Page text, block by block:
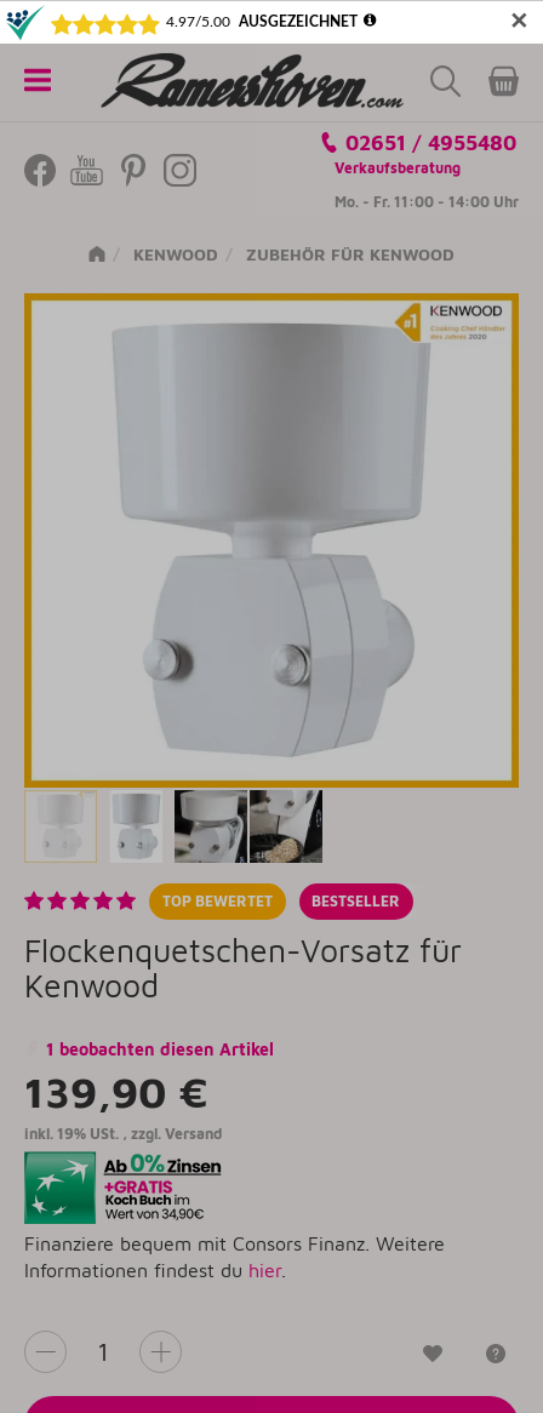
✕
5€ SICHERN! NEWSLETTER ABONNIEREN
Kategorien
02651 / 4955480
Verkaufsberatung
Mo. - Fr. 11:00 - 14:00 Uhr
KENWOOD ZUBEHÖR FÜR KENWOOD
TOP BEWERTET BESTSELLER
Flockenquetschen-Vorsatz für
Kenwood
1 beobachten diesen Artikel
139,90 €
inkl. 19% USt. , zzgl. Versand
Finanziere bequem mit Consors Finanz. Weitere
Informationen findest du hier.